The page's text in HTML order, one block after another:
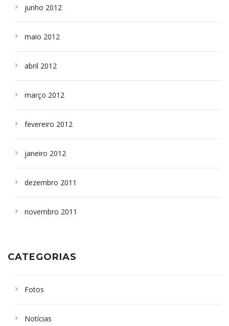
junho 2012
maio 2012
abril 2012
março 2012
fevereiro 2012
janeiro 2012
dezembro 2011
novembro 2011
CATEGORIAS
Fotos
Notícias